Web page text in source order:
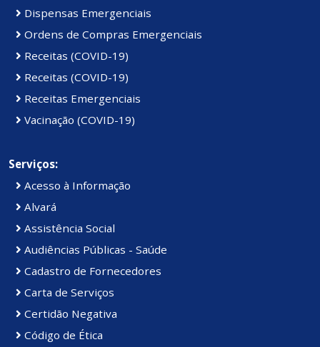
Dispensas Emergenciais
Ordens de Compras Emergenciais
Receitas (COVID-19)
Receitas (COVID-19)
Receitas Emergenciais
Vacinação (COVID-19)
Serviços:
Acesso à Informação
Alvará
Assistência Social
Audiências Públicas - Saúde
Cadastro de Fornecedores
Carta de Serviços
Certidão Negativa
Código de Ética